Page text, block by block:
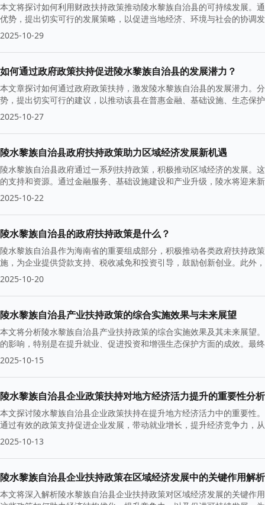
本文将探讨如何利用财政扶持政策推动陵水黎族自治县的可持续发展。
优势，提出切实可行的发展策略，以促进当地经济、环境与社会的协调
2025-10-29
如何通过政府政策扶持促进陵水黎族自治县的发展潜力？
本文章探讨如何通过政府政策扶持，激发陵水黎族自治县的发展潜力。
势，提出切实可行的建议，以推动该县在普惠金融、基础设施、生态保
2025-10-27
陵水黎族自治县政府扶持政策助力区域经济发展新机遇
陵水黎族自治县政府通过一系列扶持政策，积极推动区域经济的发展。
的支持和资源。通过金融服务、基础设施建设和产业升级，陵水将迎来
2025-10-22
陵水黎族自治县的政府扶持政策是什么？
陵水黎族自治县作为海南省的重要组成部分，积极推动各类政府扶持政
施，为企业提供贷款支持、税收减免和投资引导，鼓励创新创业。此外
发展。
2025-10-20
陵水黎族自治县产业扶持政策的综合实施效果与未来展望
本文将分析陵水黎族自治县产业扶持政策的综合实施效果及其未来展望
的影响，特别是在提升就业、促进投资和增强生态保护方面的成效。最
2025-10-15
陵水黎族自治县企业政策扶持对地方经济活力提升的重要性分析
本文探讨陵水黎族自治县企业政策扶持在提升地方经济活力中的重要性
通过有效的政策支持促进企业发展，带动就业增长，提升经济竞争力，
2025-10-13
陵水黎族自治县企业扶持政策在区域经济发展中的关键作用解析
本文将深入解析陵水黎族自治县企业扶持政策对区域经济发展的关键作